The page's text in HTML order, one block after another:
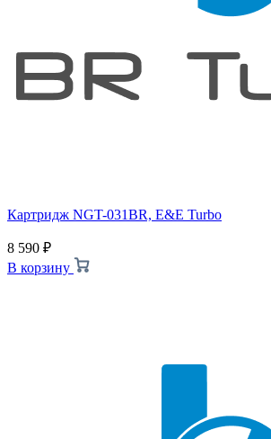
Картридж NGT-031BR, E&E Turbo
8 590 ₽
В корзину